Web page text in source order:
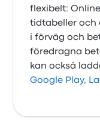
flexibelt:
tidtabeller och
i förväg och
föredragna
kan också
Google Play,